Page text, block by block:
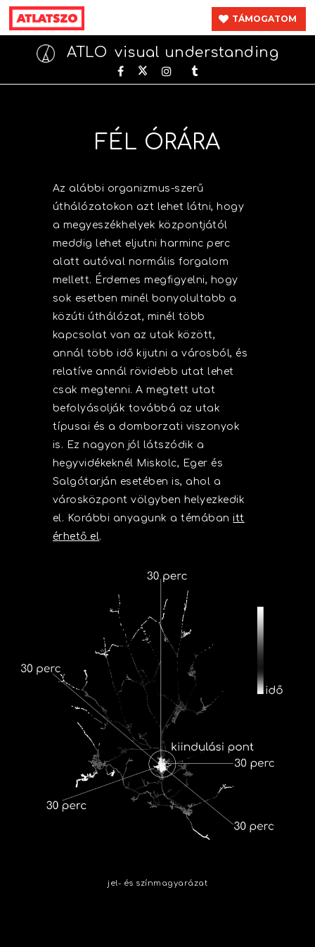
TÁMOGATOM
ATLO visual understanding
FÉL ÓRÁRA
Az alábbi organizmus-szerű
úthálózatokon azt lehet látni, hogy
a megyeszékhelyek központjától
meddig lehet eljutni harminc perc
alatt autóval normális forgalom
mellett. Érdemes megfigyelni, hogy
sok esetben minél bonyolultabb a
közúti úthálózat, minél több
kapcsolat van az utak között,
annál több idő kijutni a városból, és
relatíve annál rövidebb utat lehet
csak megtenni. A megtett utat
befolyásolják továbbá az utak
típusai és a domborzati viszonyok
is. Ez nagyon jól látszódik a
hegyvidékeknél Miskolc, Eger és
Salgótarján esetében is, ahol a
városközpont völgyben helyezkedik
el. Korábbi anyagunk a témábanitt
érhető el.
jel- és színmagyarázat